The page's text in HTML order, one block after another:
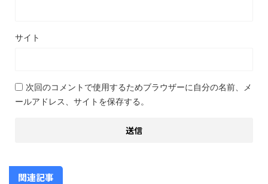
サイト
次回のコメントで使用するためブラウザーに自分の名前、メ
ールアドレス、サイトを保存する。
関連記事